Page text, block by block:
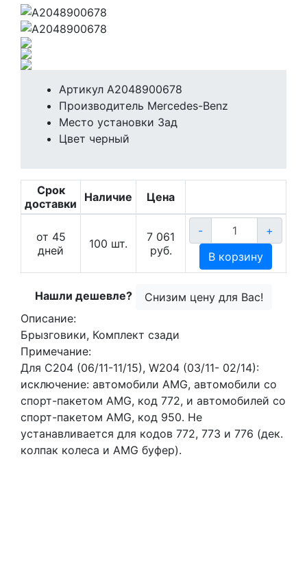
Артикул A2048900678
Производитель Mercedes-Benz
Место установки Зад
Цвет черный
Срок
доставки
Наличие Цена
от 45
дней
100 шт.
7 061
руб.
-
+
В корзину
Нашли дешевле?
Снизим цену для Вас!
Описание:
Брызговики, Комплект сзади
Примечание:
Для C204 (06/11-11/15), W204 (03/11- 02/14):
исключение: автомобили AMG, автомобили со
спорт-пакетом AMG, код 772, и автомобилей со
спорт-пакетом AMG, код 950. Не
устанавливается для кодов 772, 773 и 776 (дек.
колпак колеса и AMG буфер).